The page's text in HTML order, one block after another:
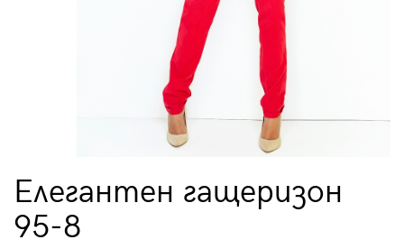
Елегантен гащеризон
95-8